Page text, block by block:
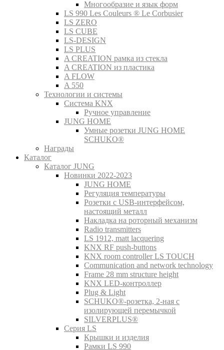
Многообразие и язык форм
LS 990 Les Couleurs ® Le Corbusier
LS ZERO
LS CUBE
LS-DESIGN
LS PLUS
A CREATION рамка из стекла
A CREATION из пластика
A FLOW
A 550
Технологии и системы
Система KNX
Ручное управление
JUNG HOME
Умные розетки JUNG HOME
SCHUKO®
Награды
Каталог
Каталог JUNG
Новинки 2022-2023
JUNG HOME
Регуляция температуры
Розетки с USB-интерфейсом,
настоящий металл
Накладка на роторный механизм
Radio transmitters
LS 1912, matt lacquering
KNX RF push-buttons
KNX room controller LS TOUCH
Communication and network technology
Frame 28 mm structure height
KNX LED-контроллер
Plug & Light
SCHUKO®-розетка, 2-ная с
изолирующей перемычкой
SILVERPLUS®
Серия LS
Крышки и изделия
Рамки LS 990